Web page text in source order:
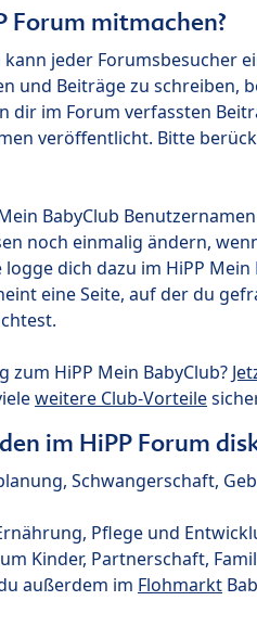
Forum mitmachen?
jeder Forumsbesucher
und Beiträge zu schreiben,
dir im Forum verfassten
veröffentlicht. Bitte
BabyClub
noch einmalig ändern,
dich dazu im HiPP
eine Seite, auf der du
zum HiPP Mein BabyClub?
weitere Club-Vorteile
im HiPP Forum
Schwangerschaft,
Pflege und
Kinder, Partnerschaft,
außerdem im Flohmarkt